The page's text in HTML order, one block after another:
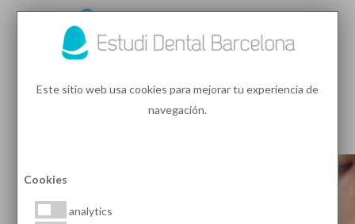
Este sitio web usa cookies para mejorar tu experiencia de
navegación.
Cookies
analytics